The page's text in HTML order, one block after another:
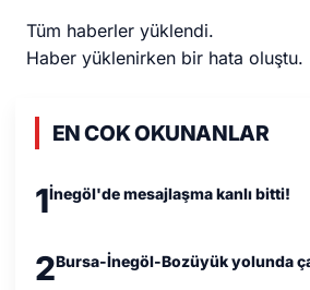
Tüm haberler yüklendi.
Haber yüklenirken bir hata oluştu.
EN COK OKUNANLAR
1İnegöl'de mesajlaşma kanlı bitti!
2Bursa-İnegöl-Bozüyük yolunda